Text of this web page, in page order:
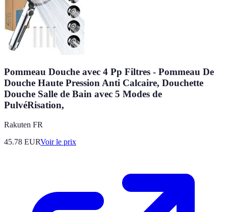
Pommeau Douche avec 4 Pp Filtres - Pommeau De
Douche Haute Pression Anti Calcaire, Douchette
Douche Salle de Bain avec 5 Modes de
PulvéRisation,
Rakuten FR
45.78 EURVoir le prix